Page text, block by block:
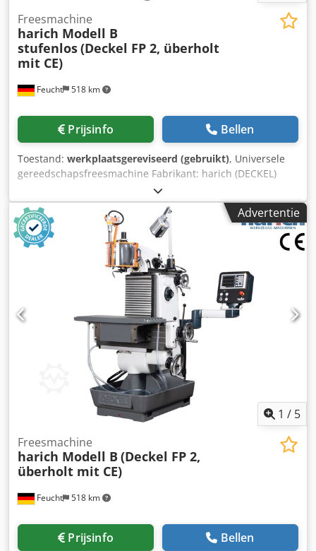
Feucht 518 km
Freesmachine
harich Modell B
stufenlos(Deckel FP 2, überholt
mit CE)
Prijsinfo Bellen
Toestand: werkplaatsgereviseerd (gebruikt), Universele
gereedschapsfreesmachine Fabrikant: harich (DECKEL)
Model: B (FP 2) traploos gereviseerd met CE geometrische
acceptatie met testprotocol met garantie Accessoires: - 3-
assige digitale uitlezing FAGOR Innova 30i-M - Vaste tafel
of universeeltafel - Verticale freeskop SK 40 Dcodpfx
Acjvfdats Eek - Centrale smering, handbediend -
Koelvloeistofinstallatie - Bedieningshandleiding CE en
veiligheidsvoorzieningen: - Nieuwe machine-elektriciteit
met schakelkast - Elektronisch bewaakte afdekkap op
verticale freeskop - Machinebeschermkap met elektrische
beveiliging - Aandrijfmotor met remfunctie -
Bedieningspaneel met noodstop, vrijgave-, start- en
stopknop, potentiometer voor toevoerregeling - Nieuwe
documentatie voor machine en schakelkast - CE-
conformiteitsverklaring
Advertentie
1 / 5
Feucht 518 km
Freesmachine
harich Modell B (Deckel FP 2,
überholt mit CE)
Prijsinfo Bellen